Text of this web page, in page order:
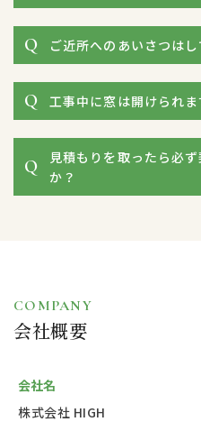
ご近所へのあいさつは
工事中に窓は開けられま
見積もりを取ったら必
か？
COMPANY
会社概要
会社名
株式会社 HIGH